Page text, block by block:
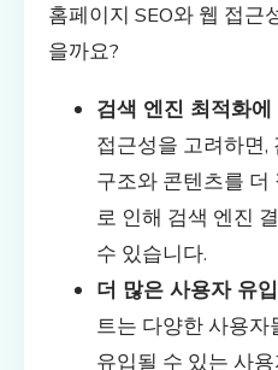
홈페이지 SEO와 웹 접근
을까요?
검색 엔진 최적화
접근성을 고려하면,
구조와 콘텐츠를 더
로 인해 검색 엔진
수 있습니다.
더 많은 사용자 유입
트는 다양한 사용
유입될 수 있는 사